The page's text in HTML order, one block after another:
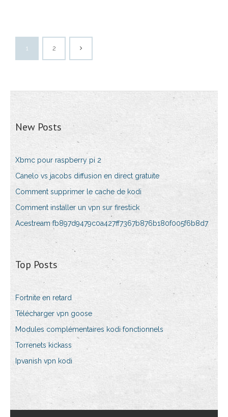
1 2
New Posts
Xbmc pour raspberry pi 2
Canelo vs jacobs diffusion en direct gratuite
Comment supprimer le cache de kodi
Comment installer un vpn sur firestick
Acestream fb897d9479c0a427ff7367b876b180f005f6b8d7
Top Posts
Fortnite en retard
Télécharger vpn goose
Modules complémentaires kodi fonctionnels
Torrenets kickass
Ipvanish vpn kodi